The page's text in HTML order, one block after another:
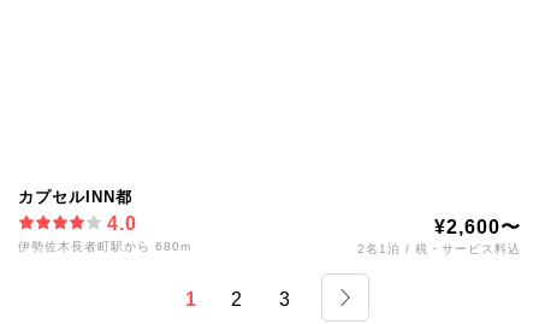
カプセルINN都
4.0
伊勢佐木長者町駅から 680m
¥2,600〜
2名1泊 / 税・サービス料込
1 2 3